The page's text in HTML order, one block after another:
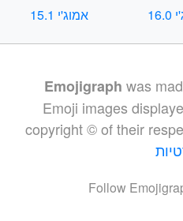
אמוג'י 15.1
Emojigraph was
Emoji images
copyright © of their
Follow